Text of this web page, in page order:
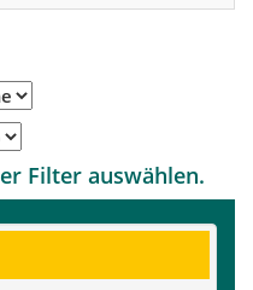
Filter auswählen.